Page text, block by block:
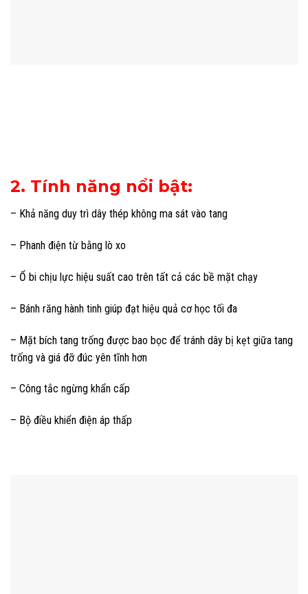
2. Tính năng nổi bật:
– Khả năng duy trì dây thép không ma sát vào tang
– Phanh điện từ bằng lò xo
– Ổ bi chịu lực hiệu suất cao trên tất cả các bề mặt chạy
– Bánh răng hành tinh giúp đạt hiệu quả cơ học tối đa
– Mặt bích tang trống được bao bọc để tránh dây bị kẹt giữa tang
trống và giá đỡ đúc yên tĩnh hơn
– Công tắc ngừng khẩn cấp
– Bộ điều khiển điện áp thấp